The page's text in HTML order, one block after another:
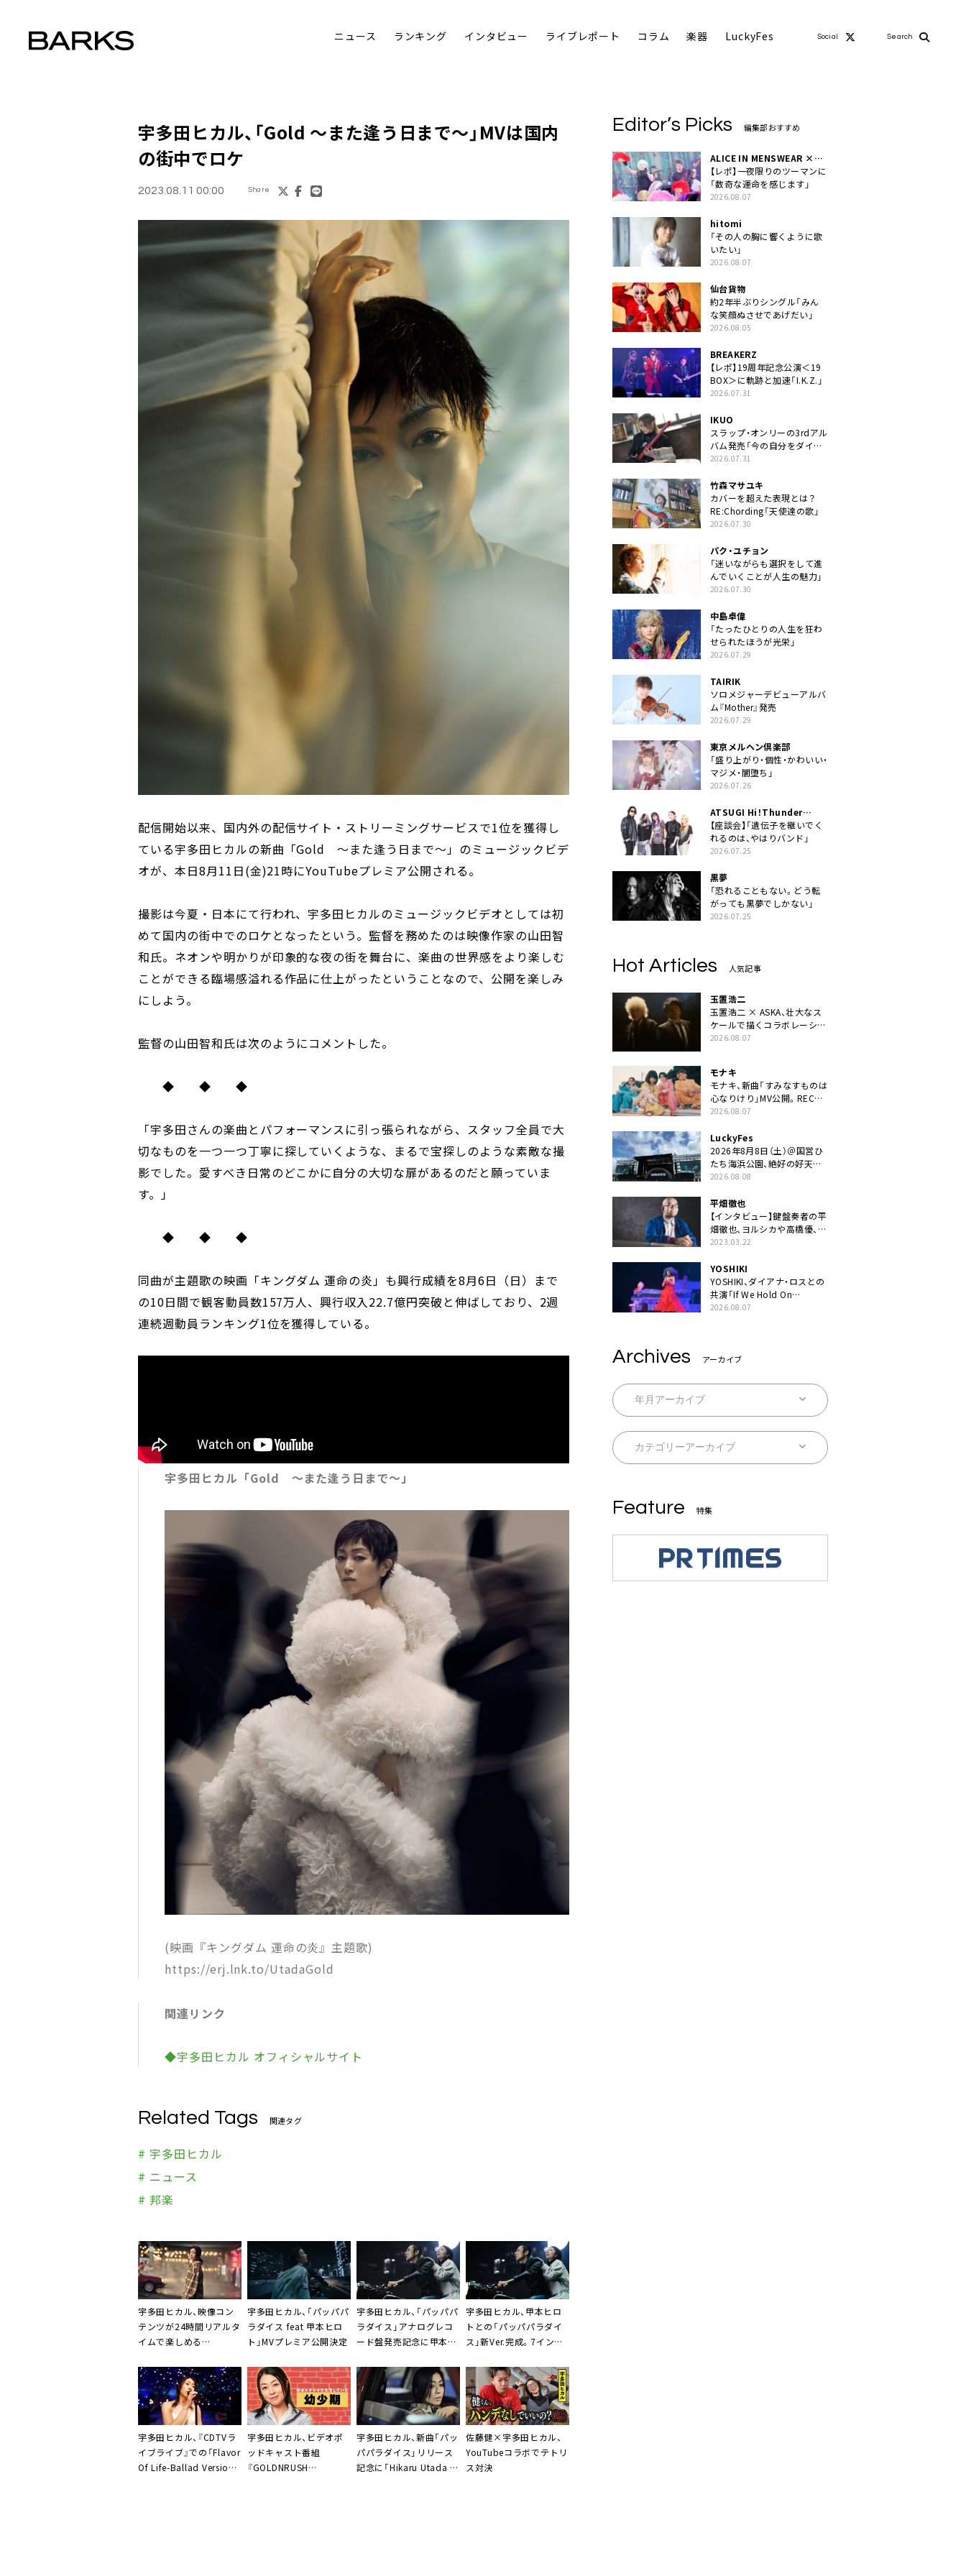
ニュース ランキング インタビュー ライブレポート コラム 楽器 LuckyFes Social Search
宇多田ヒカル、「Gold 〜また逢う日まで〜」MVは国内
の街中でロケ
2023.08.11 00:00 Share
配信開始以来、国内外の配信サイト・ストリーミングサービスで1位を獲得し
ている宇多田ヒカルの新曲「Gold ～また逢う日まで～」のミュージックビデ
オが、本日8月11日(金)21時にYouTubeプレミア公開される。
撮影は今夏・日本にて行われ、宇多田ヒカルのミュージックビデオとしては初
めて国内の街中でのロケとなったという。監督を務めたのは映像作家の山田智
和氏。ネオンや明かりが印象的な夜の街を舞台に、楽曲の世界感をより楽しむ
ことができる臨場感溢れる作品に仕上がったということなので、公開を楽しみ
にしよう。
監督の山田智和氏は次のようにコメントした。
◆ ◆ ◆
「宇多田さんの楽曲とパフォーマンスに引っ張られながら、スタッフ全員で大
切なものを一つ一つ丁寧に探していくような、まるで宝探しのような素敵な撮
影でした。愛すべき日常のどこかに自分の大切な扉があるのだと願っていま
す。」
◆ ◆ ◆
同曲が主題歌の映画「キングダム 運命の炎」も興行成績を8月6日（日）まで
の10日間で観客動員数157万人、興行収入22.7億円突破と伸ばしており、2週
連続週動員ランキング1位を獲得している。
宇多田ヒカル「Gold ～また逢う日まで～」
(映画『キングダム 運命の炎』主題歌)
https://erj.lnk.to/UtadaGold
関連リンク
◆宇多田ヒカル オフィシャルサイト
Related Tags 関連タグ
# 宇多田ヒカル
# ニュース
# 邦楽
宇多田ヒカル、映像コン
テンツが24時間リアルタ
イムで楽しめる
（Station）”ページ公開
宇多田ヒカル、「パッパパ
ラダイス feat 甲本ヒロ
ト」MVプレミア公開決定
宇多田ヒカル、「パッパパ
ラダイス」アナログレコ
ード盤発売記念に甲本ヒ
スペシャルZINEの配布決
定
宇多田ヒカル、甲本ヒロ
トとの「パッパパラダイ
ス」新Ver.完成。7インチ
宇多田ヒカル、『CDTVラ
イブライブ』での「Flavor
Of Life-Ballad Version」
宇多田ヒカル、ビデオポ
ッドキャスト番組
『GOLDNRUSH
宇多田ヒカル、新曲「パッ
パパラダイス」リリース
記念に「Hikaru Utada ×
佐藤健×宇多田ヒカル、
YouTubeコラボでテトリ
ス対決
Editor’s Picks 編集部おすすめ
ALICE IN MENSWEAR ×
MASCHERA
【レポ】一夜限りのツーマンに
「数奇な運命を感じます」
2026.08.07
hitomi
「その人の胸に響くように歌
いたい」
2026.08.07
仙台貨物
約2年半ぶりシングル「みん
な笑顔ぬさせであげだい」
2026.08.05
BREAKERZ
【レポ】19周年記念公演＜19
BOX＞に軌跡と加速「I.K.Z.」
2026.07.31
IKUO
スラップ・オンリーの3rdアル
バム発売「今の自分をダイレ
クトに」
2026.07.31
竹森マサユキ
カバーを超えた表現とは？
RE:Chording「天使達の歌」
2026.07.30
パク・ユチョン
「迷いながらも選択をして進
んでいくことが人生の魅力」
2026.07.30
中島卓偉
「たったひとりの人生を狂わ
せられたほうが光栄」
2026.07.29
TAIRIK
ソロメジャーデビューアルバ
ム『Mother』発売
2026.07.29
東京メルヘン倶楽部
「盛り上がり・個性・かわいい・
マジメ・闇堕ち」
2026.07.26
ATSUGI Hi！Thunder
Rock Festival
【座談会】「遺伝子を継いでく
れるのは、やはりバンド」
2026.07.25
黒夢
「恐れることもない。どう転
がっても黒夢でしかない」
2026.07.25
Hot Articles 人気記事
玉置浩二
玉置浩二 × ASKA、壮大なス
ケールで描くコラボレーショ
ン曲「音銀河」リリース決定。
2026.08.07
モナキ
モナキ、新曲「すみなすものは
心なりけり」MV公開。RECの
ギターにEvery Little Thing・
2026.08.07
LuckyFes
2026年8月8日（土）＠国営ひ
たち海浜公園、絶好の好天の
中＜LuckyFes’26＞開幕
2026.08.08
平畑徹也
【インタビュー】鍵盤奏者の平
畑徹也、ヨルシカや高橋優、キ
タニタツヤなど9名のゲスト
生の総括「自分自身を再確認
できた」
2023.03.22
YOSHIKI
YOSHIKI、ダイアナ・ロスとの
共演「If We Hold On
Together」ライブ映像公開
2026.08.07
Archives アーカイブ
Feature 特集